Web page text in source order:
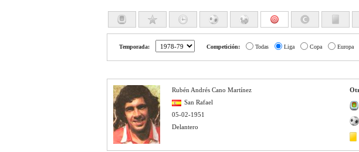
Temporada: Competición: Todas Liga Copa Europa
Rubén Andrés Cano Martínez
San Rafael
05-02-1951
Delantero